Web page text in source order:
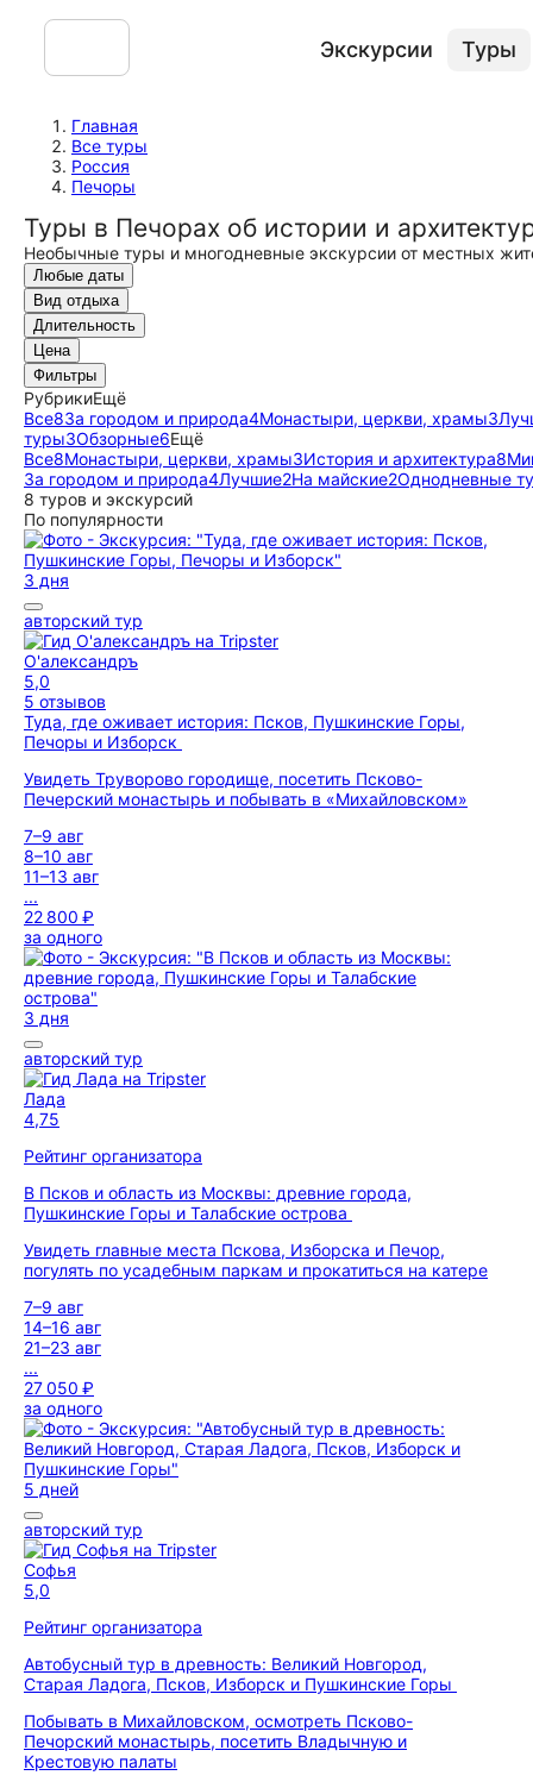
Экскурсии Туры
Главная
Все туры
Россия
Печоры
Туры в Печорах об истории и
Необычные туры и многодневные экскурсии от местных
Любые даты
Вид отдыха
Длительность
Цена
Фильтры
РубрикиЕщё
Все8За городом и природа4Монастыри, церкви, храмы3
туры3Обзорные6Ещё
Все8Монастыри, церкви, храмы3История и архитектура8
За городом и природа4Лучшие2На майские2Однодневные
8 туров и экскурсий
По популярности
3 дня
авторский тур
О'александръ
5,0
5 отзывов
Туда, где оживает история: Псков, Пушкинские Горы,
Печоры и Изборск
Увидеть Труворово городище, посетить Псково-
Печерский монастырь и побывать в «Михайловском»
7–9 авг
8–10 авг
11–13 авг
...
22 800 ₽
за одного
3 дня
авторский тур
Лада
4,75
Рейтинг организатора
В Псков и область из Москвы: древние города,
Пушкинские Горы и Талабские острова
Увидеть главные места Пскова, Изборска и Печор,
погулять по усадебным паркам и прокатиться на катере
7–9 авг
14–16 авг
21–23 авг
...
27 050 ₽
за одного
5 дней
авторский тур
Софья
5,0
Рейтинг организатора
Автобусный тур в древность: Великий Новгород,
Старая Ладога, Псков, Изборск и Пушкинские Горы
Побывать в Михайловском, осмотреть Псково-
Печорский монастырь, посетить Владычную и
Крестовую палаты